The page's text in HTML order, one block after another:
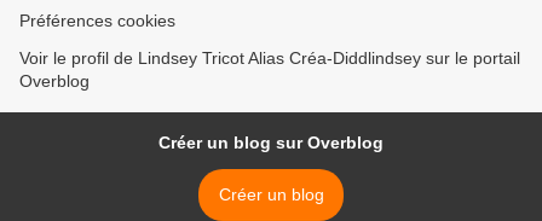
Préférences cookies
Voir le profil de Lindsey Tricot Alias Créa-Diddlindsey sur le portail
Overblog
Créer un blog sur Overblog
Créer un blog